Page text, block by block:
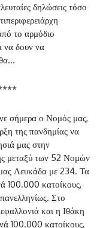
δηλώσεις τόσο
το αρμόδιο
να δουν να
σήμερα ο Νομός μας,
της πανδημίας να
μας στην
μεταξύ των 52 Νομών
Λευκάδα με 234. Τα
100.000 κατοίκους,
Στο
και η Ιθάκη
100.000 κατοίκους,